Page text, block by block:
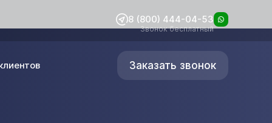
8 (800) 444-04-53
Звонок бесплатный
Заказать звонок